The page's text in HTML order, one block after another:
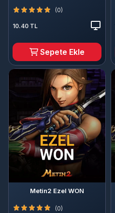
(0)
10.40 TL
Sepete Ekle
Metin2 Ezel WON
(0)